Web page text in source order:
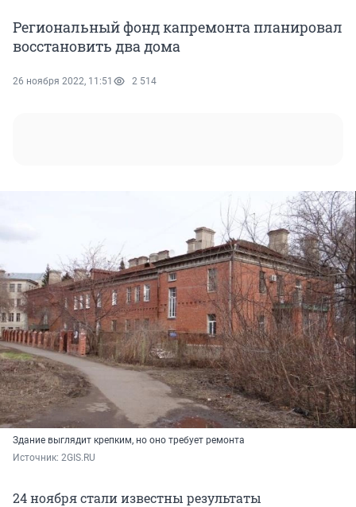
Региональный фонд капремонта планировал
восстановить два дома
26 ноября 2022, 11:51 2 514
Здание выглядит крепким, но оно требует ремонта
Источник: 2GIS.RU
24 ноября стали известны результаты